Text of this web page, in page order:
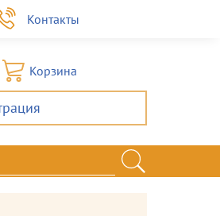
Контакты
Корзина